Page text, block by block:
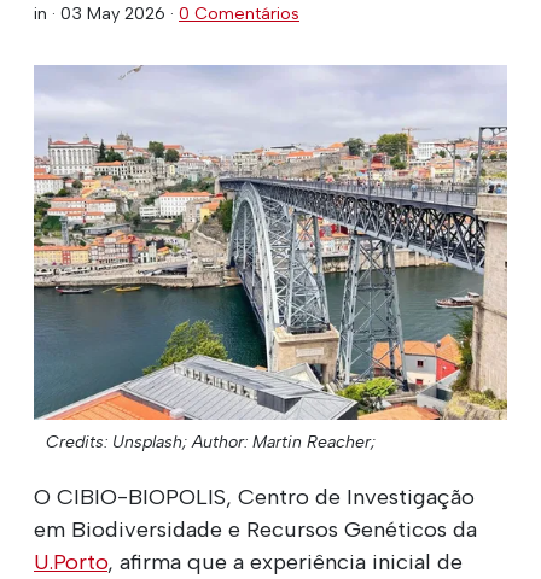
in · 03 May 2026 · 0 Comentários
Credits: Unsplash; Author: Martin Reacher;
O CIBIO-BIOPOLIS, Centro de Investigação
em Biodiversidade e Recursos Genéticos da
U.Porto, afirma que a experiência inicial de